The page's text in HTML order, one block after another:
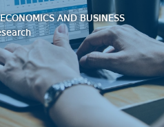
AND BUSINESS